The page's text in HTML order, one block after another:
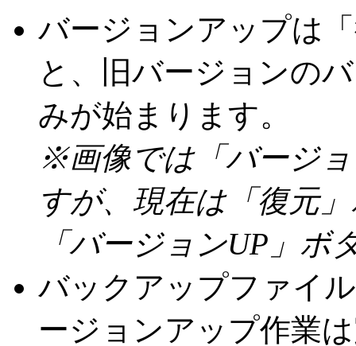
バージョンアップは
と、旧バージョンの
みが始まります。
※画像では「バージ
すが、現在は「復元
「バージョンUP」
バックアップファイ
ージョンアップ作業